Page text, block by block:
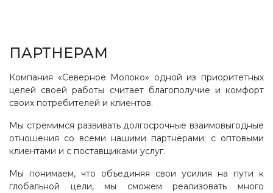
ПАРТНЕРАМ
Компания «Северное Молоко» одной из приоритетных
целей своей работы считает благополучие и комфорт
своих потребителей и клиентов.
Мы стремимся развивать долгосрочные взаимовыгодные
отношения со всеми нашими партнёрами: с оптовыми
клиентами и с поставщиками услуг.
Мы понимаем, что объединяя свои усилия на пути к
глобальной цели, мы сможем реализовать много